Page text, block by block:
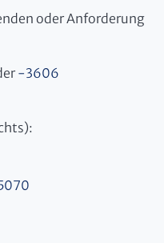
oder Anforderung
-3606